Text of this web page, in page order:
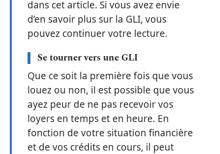
dans cet article. Si vous avez envie
d’en savoir plus sur la GLI, vous
pouvez continuer votre lecture.
Se tourner vers une GLI
Que ce soit la première fois que vous
louez ou non, il est possible que vous
ayez peur de ne pas recevoir vos
loyers en temps et en heure. En
fonction de votre situation financière
et de vos crédits en cours, il peut